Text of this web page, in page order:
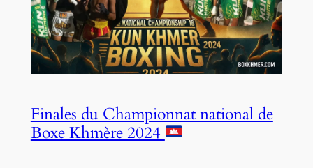
Finales du Championnat national de
Boxe Khmère 2024